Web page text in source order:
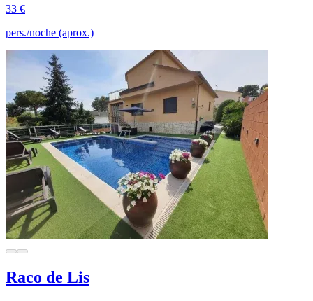
33 €
pers./noche (aprox.)
Raco de Lis